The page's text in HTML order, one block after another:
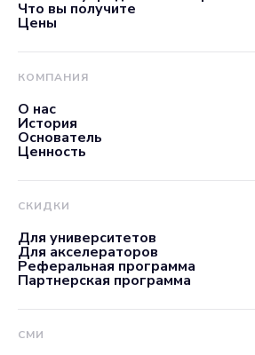
Что вы получите
Цены
КОМПАНИЯ
О нас
История
Основатель
Ценность
СКИДКИ
Для университетов
Для акселераторов
Реферальная программа
Партнерская программа
СМИ